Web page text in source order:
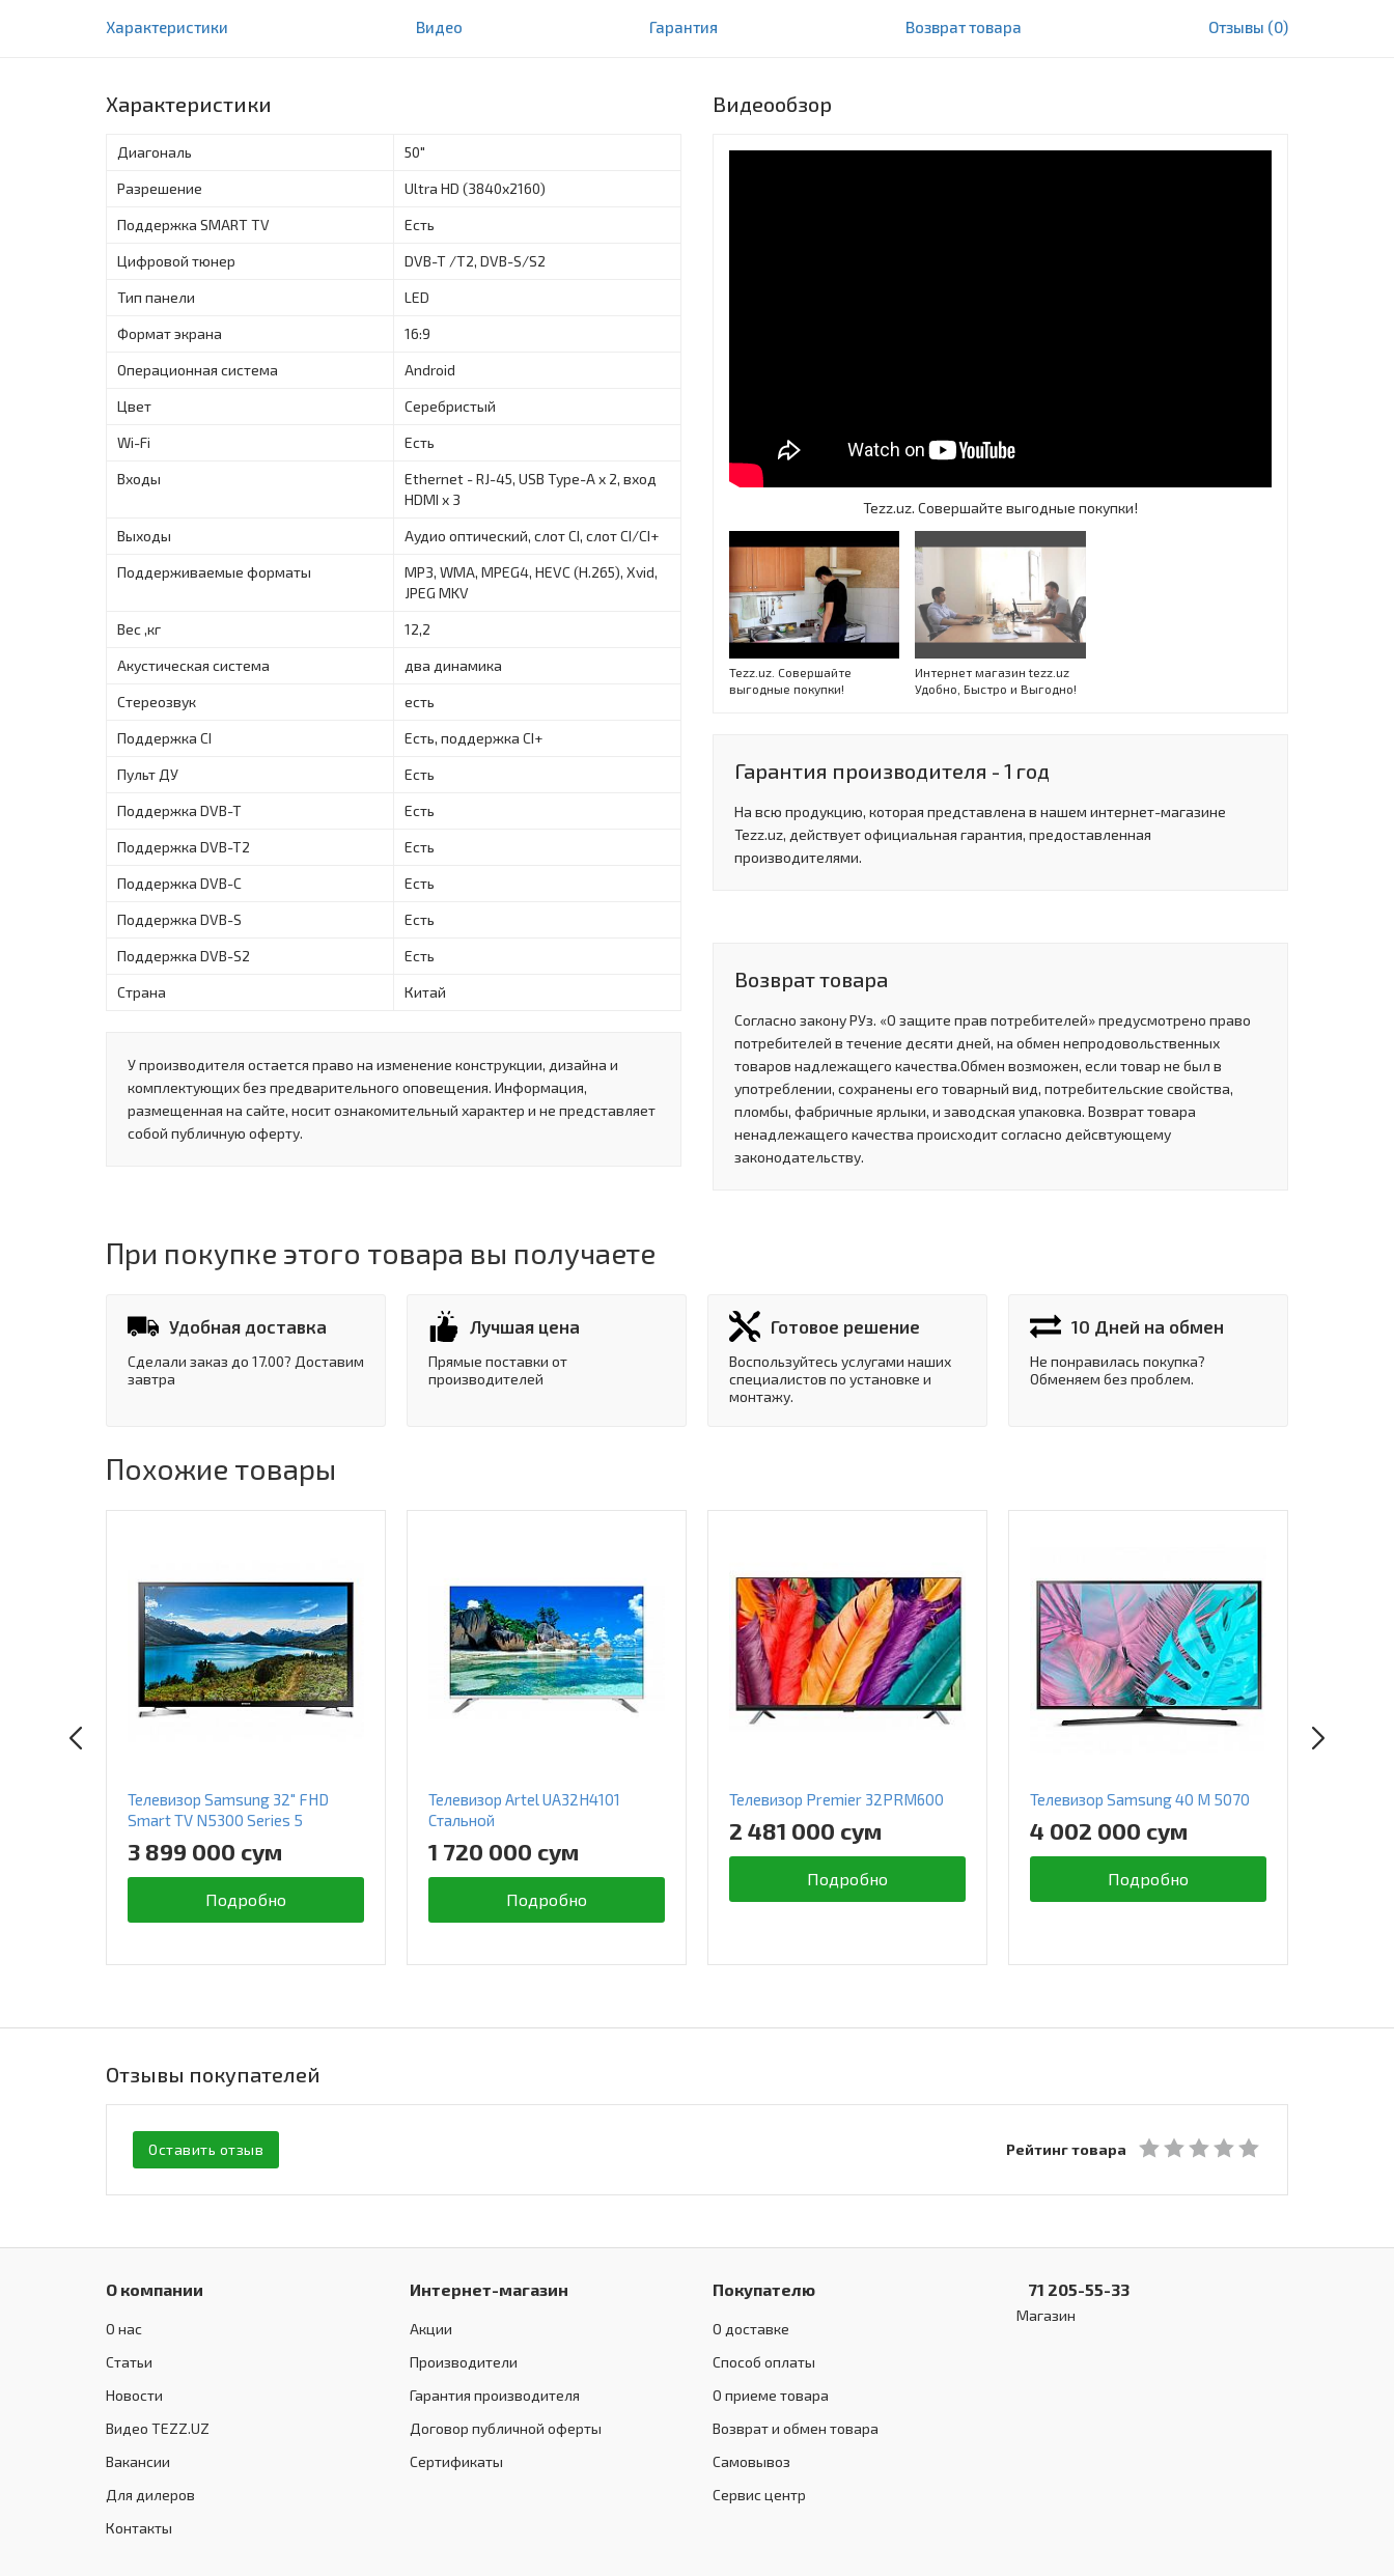
5 578 000 сум В корзину
Характеристики Видео Гарантия Возврат товара Отзывы (0)
Характеристики
Диагональ 50"
Разрешение Ultra HD (3840x2160)
Поддержка SMART TV Есть
Цифровой тюнер DVB-T /Т2, DVB-S/S2
Тип панели LED
Формат экрана 16:9
Операционная система Android
Цвет Серебристый
Wi-Fi Есть
Входы
Ethernet - RJ-45, USB Type-A x 2, вход
HDMI x 3
Выходы Аудио оптический, слот CI, слот CI/CI+
Поддерживаемые форматы
MP3, WMA, MPEG4, HEVC (H.265), Xvid,
JPEG MKV
Вес ,кг 12,2
Акустическая система два динамика
Стереозвук есть
Поддержка CI Есть, поддержка CI+
Пульт ДУ Есть
Поддержка DVB-T Есть
Поддержка DVB-T2 Есть
Поддержка DVB-C Есть
Поддержка DVB-S Есть
Поддержка DVB-S2 Есть
Страна Китай
У производителя остается право на изменение конструкции, дизайна и
комплектующих без предварительного оповещения. Информация,
размещенная на сайте, носит ознакомительный характер и не представляет
собой публичную оферту.
Видеообзор
Tezz.uz. Совершайте выгодные покупки!
Tezz.uz. Совершайте
выгодные покупки!
Интернет магазин tezz.uz
Удобно, Быстро и Выгодно!
Гарантия производителя - 1 год
На всю продукцию, которая представлена в нашем интернет-магазине
Tezz.uz, действует официальная гарантия, предоставленная
производителями.
Возврат товара
Согласно закону РУз. «О защите прав потребителей» предусмотрено право
потребителей в течение десяти дней, на обмен непродовольственных
товаров надлежащего качества.Обмен возможен, если товар не был в
употреблении, сохранены его товарный вид, потребительские свойства,
пломбы, фабричные ярлыки, и заводская упаковка. Возврат товара
ненадлежащего качества происходит согласно дейсвтующему
законодательству.
При покупке этого товара вы получаете
Удобная доставка
Сделали заказ до 17.00? Доставим
завтра
Лучшая цена
Прямые поставки от
производителей
Готовое решение
Воспользуйтесь услугами наших
специалистов по установке и
монтажу.
10 Дней на обмен
Не понравилась покупка?
Обменяем без проблем.
Похожие товары
Телевизор Samsung 32" FHD
Smart TV N5300 Series 5
3 899 000 сум
Подробно
Телевизор Artel UA32H4101
Стальной
1 720 000 сум
Подробно
Телевизор Premier 32PRM600
2 481 000 сум
Подробно
Телевизор Samsung 40 M 5070
4 002 000 сум
Подробно
Отзывы покупателей
Оставить отзыв Рейтинг товара
О компании
О нас
Статьи
Новости
Видео TEZZ.UZ
Вакансии
Для дилеров
Контакты
Интернет-магазин
Акции
Производители
Гарантия производителя
Договор публичной оферты
Сертификаты
Покупателю
О доставке
Способ оплаты
О приеме товара
Возврат и обмен товара
Самовывоз
Сервис центр
71 205-55-33
Магазин